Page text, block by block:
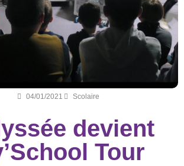
04/01/2021 Scolaire
devient
Tour